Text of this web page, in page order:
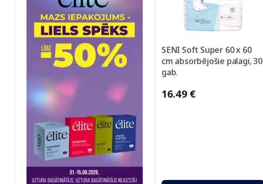
SENI Soft Super 60 x 60
cm absorbējošie palagi, 30
gab.
16.49 €